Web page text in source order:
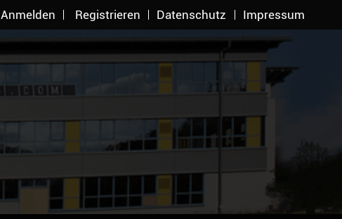
Anmelden Registrieren Datenschutz Impressum